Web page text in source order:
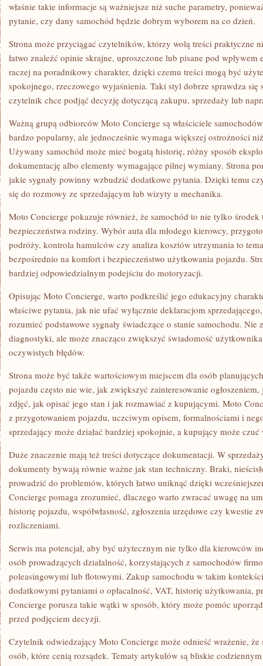
właśnie takie informacje są ważniejsze niż suche parametry,
pytanie, czy dany samochód będzie dobrym wyborem na co dzień.
Strona może przyciągać czytelników, którzy wolą treści praktyczne
łatwo znaleźć opinie skrajne, uproszczone lub pisane pod
raczej na poradnikowy charakter, dzięki czemu treści mogą być
spokojnego, rzeczowego wyjaśnienia. Taki styl dobrze sprawdza się
czytelnik chce podjąć decyzję dotyczącą zakupu, sprzedaży lub
Ważną grupą odbiorców Moto Concierge są właściciele
bardzo popularny, ale jednocześnie wymaga większej ostrożności
Używany samochód może mieć bogatą historię, różny sposób
dokumentację albo elementy wymagające pilnej wymiany. Strona
jakie sygnały powinny wzbudzić dodatkowe pytania. Dzięki temu
się do rozmowy ze sprzedającym lub wizyty u mechanika.
Moto Concierge pokazuje również, że samochód to nie tylko środek
bezpieczeństwa rodziny. Wybór auta dla młodego kierowcy,
podróży, kontrola hamulców czy analiza kosztów utrzymania to
bezpośrednio na komfort i bezpieczeństwo użytkowania pojazdu.
bardziej odpowiedzialnym podejściu do motoryzacji.
Opisując Moto Concierge, warto podkreślić jego edukacyjny
właściwe pytania, jak nie ufać wyłącznie deklaracjom
rozumieć podstawowe sygnały świadczące o stanie samochodu. Nie
diagnostyki, ale może znacząco zwiększyć świadomość
oczywistych błędów.
Strona może być także wartościowym miejscem dla osób
pojazdu często nie wie, jak zwiększyć zainteresowanie
zdjęć, jak opisać jego stan i jak rozmawiać z kupującymi. Moto
z przygotowaniem pojazdu, uczciwym opisem, formalnościami i
sprzedający może działać bardziej spokojnie, a kupujący może
Duże znaczenie mają też treści dotyczące dokumentacji. W
dokumenty bywają równie ważne jak stan techniczny. Braki,
prowadzić do problemów, których łatwo uniknąć dzięki
Concierge pomaga zrozumieć, dlaczego warto zwracać uwagę na
historię pojazdu, współwłasność, zgłoszenia urzędowe czy kwestie
rozliczeniami.
Serwis ma potencjał, aby być użytecznym nie tylko dla kierowców
osób prowadzących działalność, korzystających z samochodów
poleasingowymi lub flotowymi. Zakup samochodu w takim
dodatkowymi pytaniami o opłacalność, VAT, historię użytkowania,
Concierge porusza takie wątki w sposób, który może pomóc
przed podjęciem decyzji.
Czytelnik odwiedzający Moto Concierge może odnieść wrażenie, że
osób, które cenią rozsądek. Tematy artykułów są bliskie